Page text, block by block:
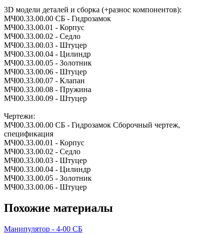
3D модели деталей и сборка (+разнос компонентов):
МЧ00.33.00.00 СБ - Гидрозамок
МЧ00.33.00.01 - Корпус
МЧ00.33.00.02 - Седло
МЧ00.33.00.03 - Штуцер
МЧ00.33.00.04 - Цилиндр
МЧ00.33.00.05 - Золотник
МЧ00.33.00.06 - Штуцер
МЧ00.33.00.07 - Клапан
МЧ00.33.00.08 - Пружина
МЧ00.33.00.09 - Штуцер
Чертежи:
МЧ00.33.00.00 СБ - Гидрозамок Сборочный чертеж,
спецификация
МЧ00.33.00.01 - Корпус
МЧ00.33.00.02 - Седло
МЧ00.33.00.03 - Штуцер
МЧ00.33.00.04 - Цилиндр
МЧ00.33.00.05 - Золотник
МЧ00.33.00.06 - Штуцер
Похожие материалы
Манипулятор - 4-00 СБ